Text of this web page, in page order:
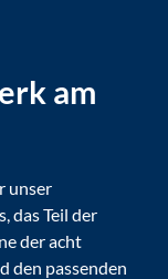
am
unser
das Teil der
der acht
den passenden